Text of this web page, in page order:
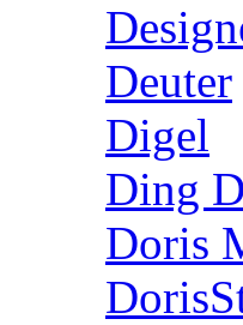
Deuter
Digel
Ding
Doris